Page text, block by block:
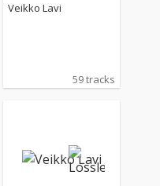
Veikko Lavi
59 tracks